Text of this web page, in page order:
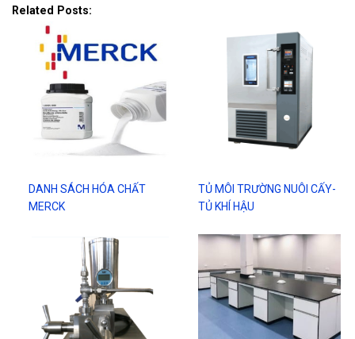
Related Posts:
DANH SÁCH HÓA CHẤT
MERCK
TỦ MÔI TRƯỜNG NUÔI CẤY-
TỦ KHÍ HẬU